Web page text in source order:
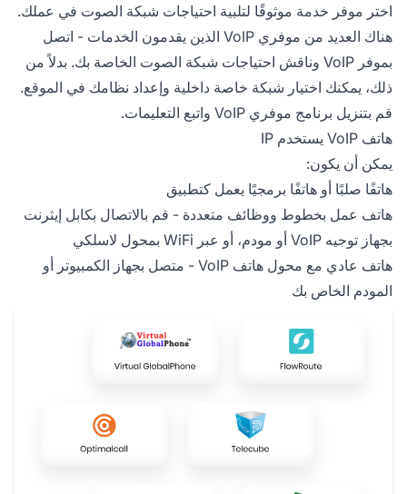
اختر موفر خدمة موثوقًا لتلبية احتياجات شبكة الصوت في عملك.
هناك العديد من موفري VoIP الذين يقدمون الخدمات - اتصل
بموفر VoIP وناقش احتياجات شبكة الصوت الخاصة بك. بدلاً من
ذلك، يمكنك اختيار شبكة خاصة داخلية وإعداد نظامك في الموقع.
قم بتنزيل برنامج موفري VoIP واتبع التعليمات.
هاتف VoIP يستخدم IP
يمكن أن يكون:
هاتفًا صلبًا أو هاتفًا برمجيًا يعمل كتطبيق
هاتف عمل بخطوط ووظائف متعددة - قم بالاتصال بكابل إيثرنت
بجهاز توجيه VoIP أو مودم، أو عبر WiFi بمحول لاسلكي
هاتف عادي مع محول هاتف VoIP - متصل بجهاز الكمبيوتر أو
المودم الخاص بك